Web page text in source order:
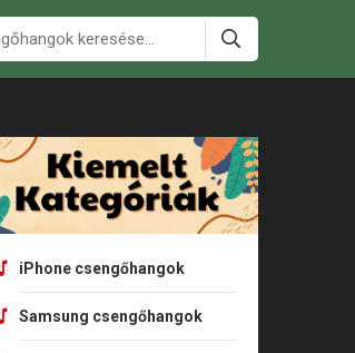
iPhone csengőhangok
Samsung csengőhangok